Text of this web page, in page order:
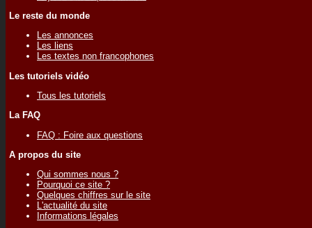
Le reste du monde
Les annonces
Les liens
Les textes non francophones
Les tutoriels vidéo
Tous les tutoriels
La FAQ
FAQ : Foire aux questions
A propos du site
Qui sommes nous ?
Pourquoi ce site ?
Quelques chiffres sur le site
L'actualité du site
Informations légales